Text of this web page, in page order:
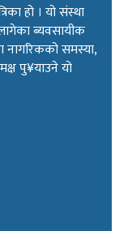
हो । यो संस्था
ब्यवसायीक
नागरिकको समस्या,
पु¥याउने यो